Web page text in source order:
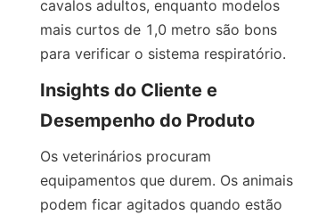
cavalos adultos, enquanto modelos
mais curtos de 1,0 metro são bons
para verificar o sistema respiratório.
Insights do Cliente e
Desempenho do Produto
Os veterinários procuram
equipamentos que durem. Os animais
podem ficar agitados quando estão